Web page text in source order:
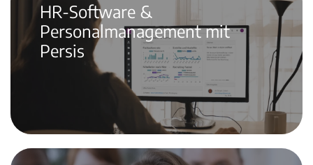
HR-Software &
Personalmanagement mit
Persis